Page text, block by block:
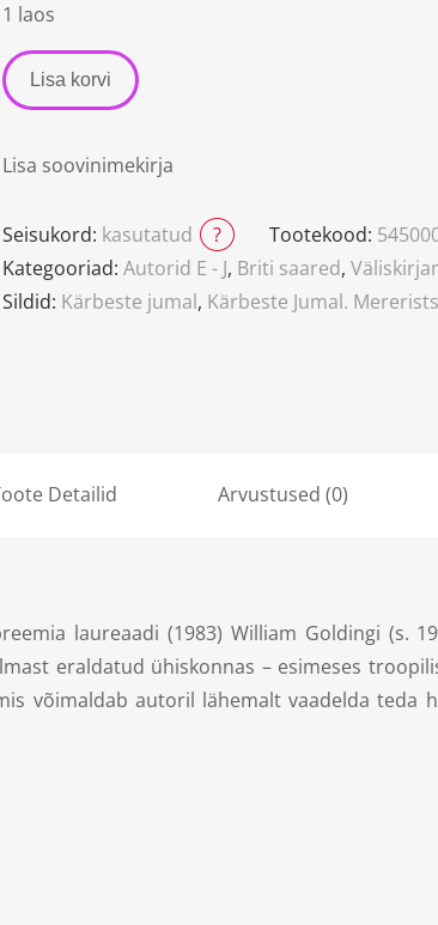
1 laos
Lisa korvi
Lisa soovinimekirja
Seisukord: kasutatud ? Tootekood:
Kategooriad: Autorid E - J, Briti saared,
Sildid: Kärbeste jumal, Kärbeste Jumal.
Detailid Arvustused (0)
laureaadi (1983) William Goldingi (s.
eraldatud ühiskonnas – esimeses
võimaldab autoril lähemalt vaadelda teda